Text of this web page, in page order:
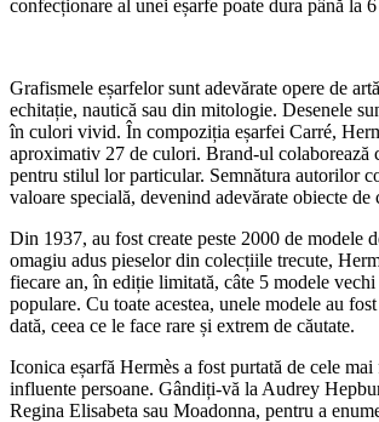
confecționare al unei eșarfe poate dura până la
Grafismele eșarfelor sunt adevărate opere de
echitație, nautică sau din mitologie. Desenele
în culori vivid. În compoziția eșarfei Carré,
aproximativ 27 de culori. Brand-ul colaborează
pentru stilul lor particular. Semnătura autorilor
valoare specială, devenind adevărate obiecte de
Din 1937, au fost create peste 2000 de modele
omagiu adus pieselor din colecțiile trecute,
fiecare an, în ediție limitată, câte 5 modele
populare. Cu toate acestea, unele modele au
dată, ceea ce le face rare și extrem de căutate.
Iconica eșarfă Hermès a fost purtată de cele mai
influente persoane. Gândiți-vă la Audrey
Regina Elisabeta sau Moadonna, pentru a